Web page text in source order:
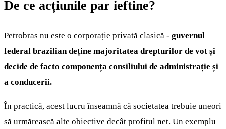
De ce acțiunile par ieftine?
Petrobras nu este o corporație privată clasică - guvernul
federal brazilian deține majoritatea drepturilor de vot și
decide de facto componența consiliului de administrație și
a conducerii.
În practică, acest lucru înseamnă că societatea trebuie uneori
să urmărească alte obiective decât profitul net. Un exemplu